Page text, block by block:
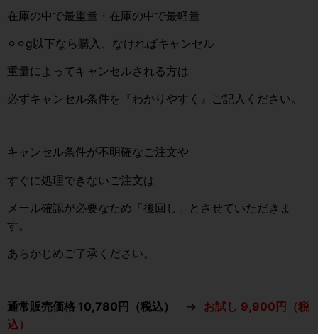
在庫の中で最重量・在庫の中で最軽量
⚪︎⚪︎g以下なら購入、なければキャンセル
重量によってキャンセルされる方は
必ずキャンセル条件を『わかりやすく』ご記入ください。
キャンセル条件が不明確なご注文や
すぐに処理できないご注文は
メール確認が必要なため「後回し」とさせていただきま
す。
あらかじめご了承ください。
通常販売価格 10,780円（税込） → お試し 9,900円（税
込）